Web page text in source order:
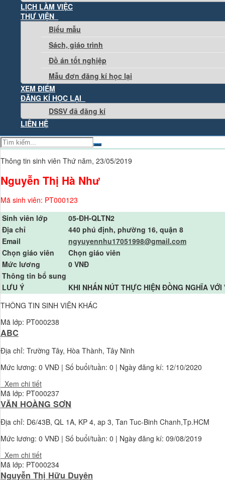
LỊCH LÀM VIỆC
THƯ VIỆN
Biểu mẫu
Sách, giáo trình
Đồ án tốt nghiệp
Mẫu đơn đăng kí học lại
XEM ĐIỂM
ĐĂNG KÍ HỌC LẠI
DSSV đã đăng kí
LIÊN HỆ
Thông tin sinh viên Thứ năm, 23/05/2019
Nguyễn Thị Hà Như
Mã sinh viên: PT000123
Sinh viên lớp
05-ĐH-QLTN2
Địa chỉ
440 phú định, phường 16, quận 8
Email
ngyuyennhu17051998@gmail.com
Chọn giáo viên
Chọn giáo viên
Mức lương
0 VNĐ
Thông tin bổ sung
LƯU Ý
KHI NHẤN NÚT THỰC HIỆN ĐỒNG NGHĨA
THÔNG TIN SINH VIÊN KHÁC
Mã lớp: PT000238
ABC
Địa chỉ: Trường Tây, Hòa Thành, Tây Ninh
Mức lương: 0 VNĐ | Số buổi/tuần: 0 | Ngày đăng kí: 12/10/2020
Xem chi tiết
Mã lớp: PT000237
VĂN HOÀNG SƠN
Địa chỉ: D6/43B, QL 1A, KP 4, ap 3, Tan Tuc-Binh Chanh,Tp.HCM
Mức lương: 0 VNĐ | Số buổi/tuần: 0 | Ngày đăng kí: 09/08/2019
Xem chi tiết
Mã lớp: PT000234
Nguyễn Thị Hữu Duyên